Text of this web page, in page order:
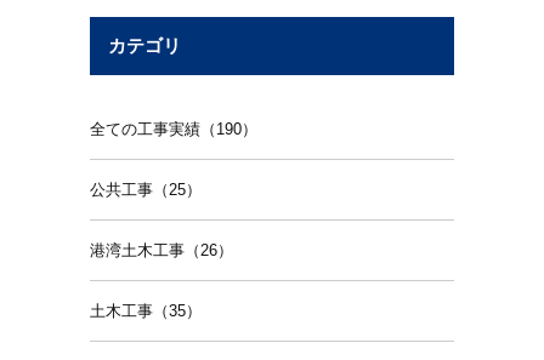
カテゴリ
全ての工事実績（190）
公共工事（25）
港湾土木工事（26）
土木工事（35）